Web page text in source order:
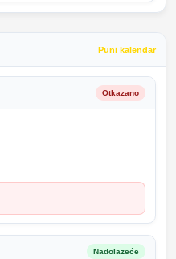
Puni kalendar
Otkazano
Nadolazeće